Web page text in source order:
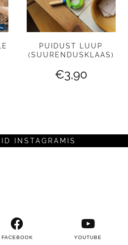
PUIDUST LUUP
(SUURENDUSKLAAS)
€3,90
INSTAGRAMIS
FACEBOOK YOUTUBE